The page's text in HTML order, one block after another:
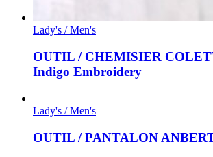
Lady's / Men's
OUTIL / CHEMISIER
Indigo Embroidery
Lady's / Men's
OUTIL / PANTALON